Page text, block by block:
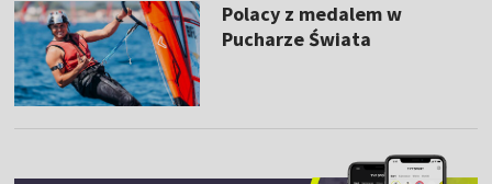
Polacy z medalem w
Pucharze Świata